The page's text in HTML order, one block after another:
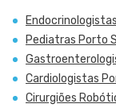
Pediatras Porto
Cardiologistas
Cirurgiões